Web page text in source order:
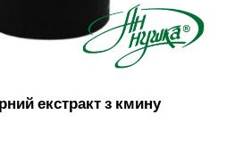
екстракт з кмину